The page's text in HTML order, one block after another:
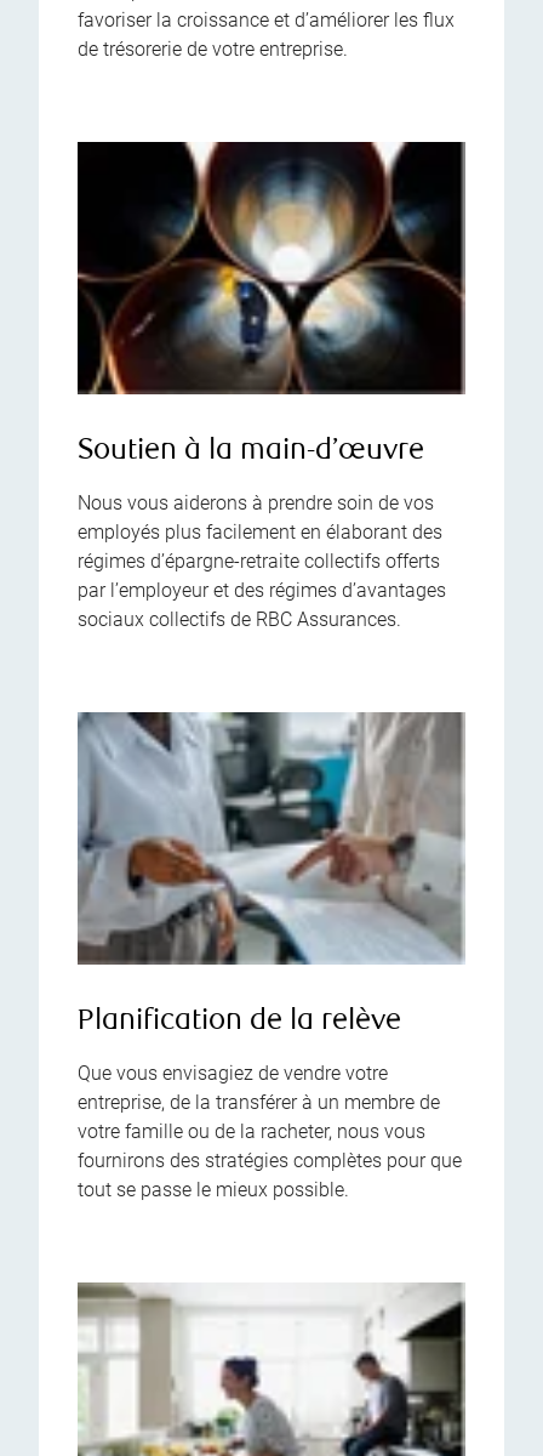
favoriser la croissance et d’améliorer les flux
de trésorerie de votre entreprise.
Soutien à la main-d’œuvre
Nous vous aiderons à prendre soin de vos
employés plus facilement en élaborant des
régimes d’épargne-retraite collectifs offerts
par l’employeur et des régimes d’avantages
sociaux collectifs de RBC Assurances.
Planification de la relève
Que vous envisagiez de vendre votre
entreprise, de la transférer à un membre de
votre famille ou de la racheter, nous vous
fournirons des stratégies complètes pour que
tout se passe le mieux possible.